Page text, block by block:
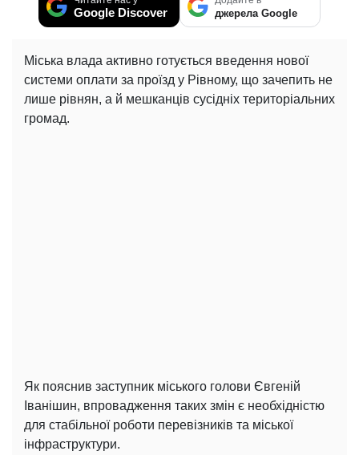
Google Discover джерела Google
Міська влада активно готується введення нової
системи оплати за проїзд у Рівному, що зачепить не
лише рівнян, а й мешканців сусідніх територіальних
громад.
Як пояснив заступник міського голови Євгеній
Іванішин, впровадження таких змін є необхідністю
для стабільної роботи перевізників та міської
інфраструктури.